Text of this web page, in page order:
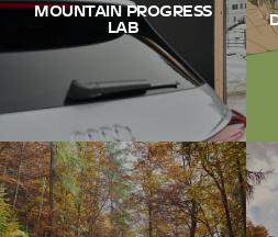
MOUNTAIN PROGRESS
LAB